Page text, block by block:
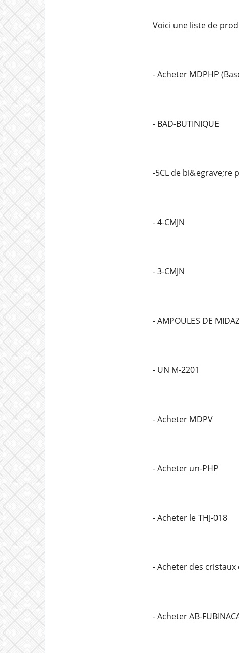
Voici une liste de
- Acheter MDPHP
- BAD-BUTINIQUE
-5CL de bi&egrave;re
- 4-CMJN
- 3-CMJN
- AMPOULES DE
- UN M-2201
- Acheter MDPV
- Acheter un-PHP
- Acheter le THJ-018
- Acheter des cristaux
- Acheter AB-